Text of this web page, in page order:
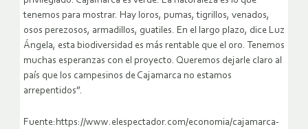
tenemos para mostrar. Hay loros, pumas, tigrillos, venados,
osos perezosos, armadillos, guatiles. En el largo plazo, dice Luz
Ángela, esta biodiversidad es más rentable que el oro. Tenemos
muchas esperanzas con el proyecto. Queremos dejarle claro al
país que los campesinos de Cajamarca no estamos
arrepentidos”.
Fuente:https://www.elespectador.com/economia/cajamarca-